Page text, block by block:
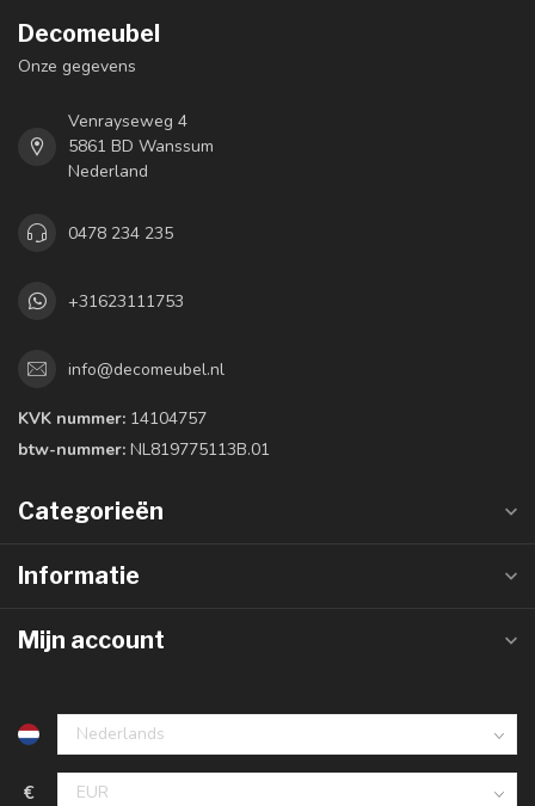
Decomeubel
Onze gegevens
Venrayseweg 4
5861 BD Wanssum
Nederland
0478 234 235
+31623111753
info@decomeubel.nl
KVK nummer: 14104757
btw-nummer: NL819775113B.01
Categorieën
Informatie
Mijn account
€